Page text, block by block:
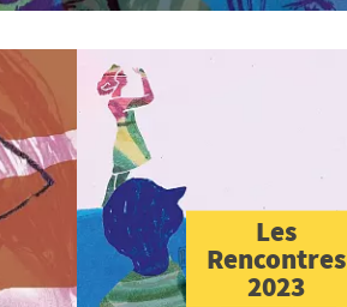
Les
Rencontres
2023